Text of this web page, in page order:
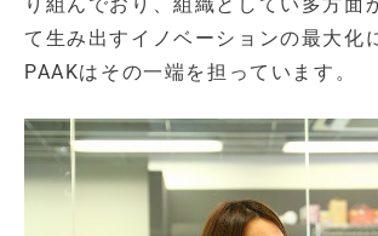
て生み出すイノベーションの最大化
PAAKはその一端を担っています。